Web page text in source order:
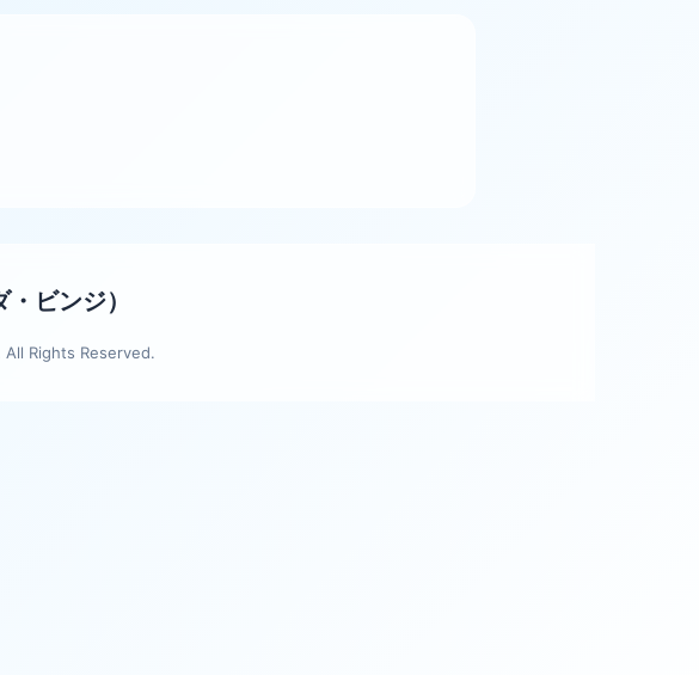
ビンジ）
All Rights Reserved.